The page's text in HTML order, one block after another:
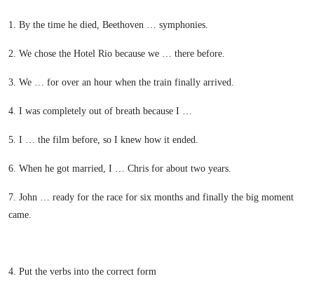
1. By the time he died, Beethoven … symphonies.
2. We chose the Hotel Rio because we … there before.
3. We … for over an hour when the train finally arrived.
4. I was completely out of breath because I …
5. I … the film before, so I knew how it ended.
6. When he got married, I … Chris for about two years.
7. John … ready for the race for six months and finally the big moment
came.
4. Put the verbs into the correct form